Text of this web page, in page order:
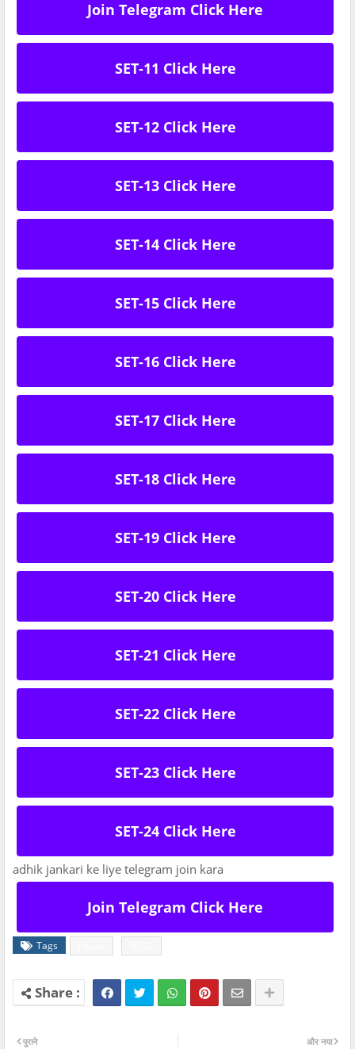
Join Telegram Click Here
SET-11 Click Here
SET-12 Click Here
SET-13 Click Here
SET-14 Click Here
SET-15 Click Here
SET-16 Click Here
SET-17 Click Here
SET-18 Click Here
SET-19 Click Here
SET-20 Click Here
SET-21 Click Here
SET-22 Click Here
SET-23 Click Here
SET-24 Click Here
adhik jankari ke liye telegram join kara
Join Telegram Click Here
Tags
और नया
पुराने